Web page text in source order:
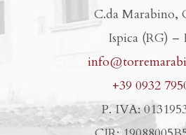
C.da Marabino,
Ispica (RG) –
+39 0932
P. IVA: